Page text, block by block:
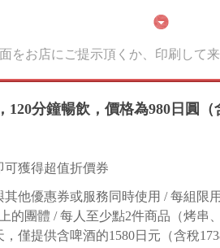
をお店にご提示頂くか、印刷して
120分鐘暢飲，價格為980日圓
可獲得超值折價券
其他優惠券或服務同時使用 / 每組限
的團體 / 每人至少點2件商品（烤串
，僅提供含啤酒的1580日元（含稅